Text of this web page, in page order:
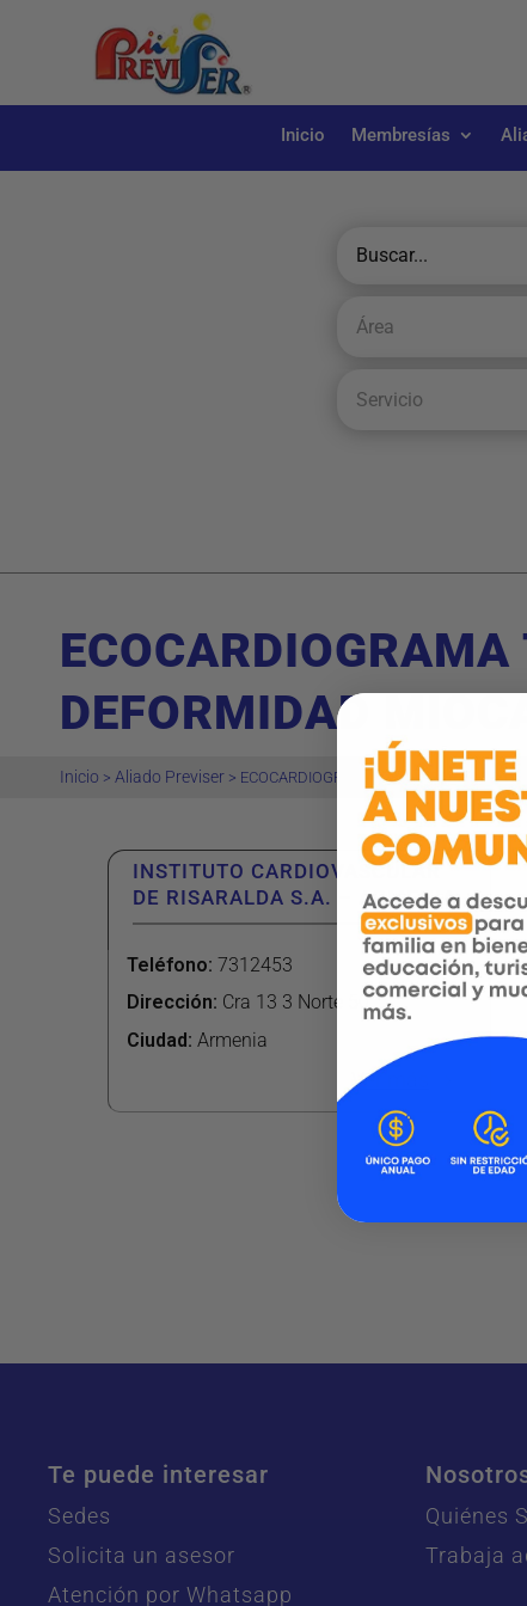
Inicio Membresías
DEFORMIDAD
Inicio > Aliado Previser > ECOCARDIOGRAMA TRANSTORACICO
INSTITUTO CARDIOVASCULAR
DE RISARALDA S.A. – ARMENIA
Teléfono:7312453
Dirección: Cra 13 3 Norte 50
Ciudad:Armenia
Ver más
Te puede interesar
Sedes
Solicita un asesor
Atención por Whatsapp
Quiénes
Trabaja